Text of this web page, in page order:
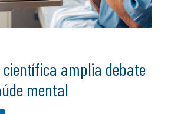
científica amplia debate
mental